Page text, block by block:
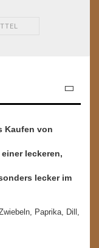
Kaufen von
leckeren,
lecker im
Paprika, Dill,